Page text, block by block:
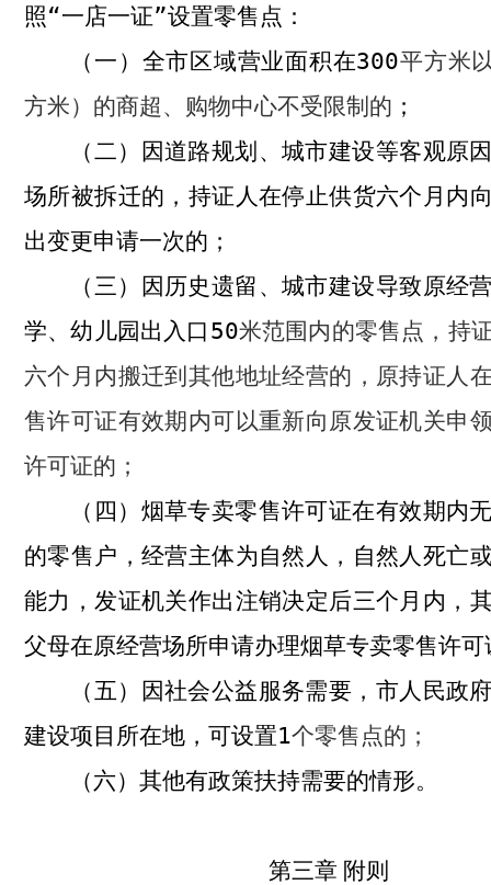
照“一店一证”设置零售点：
（一） 全市区域营业面积在300平方米
方米）的商超、购物中心不受限制的 ；
（二） 因道路规划、城市建设等客观原
场所被拆迁的，持证人在停止供货六个月内
出变更申请一次的；
（三） 因历史遗留、城市建设导致原经
学、幼儿园出入口 50米范围内的零售点，持
六个月内搬迁到其他地址经营的，原持证人
售许可证有效期内可以重新向原发证机关申
许可证的；
（四） 烟草专卖零售许可证在有效期内
的零售户，经营主体为自然人，自然人死亡
能力，发证机关作出注销决定后三个月内，
父母在原经营场所申请办理烟草专卖零售许可
（五） 因社会公益服务需要，市人民政
建设项目所在地，可设置1个零售点的；
（六）其他有政策扶持需要的情形。
第三章 附则